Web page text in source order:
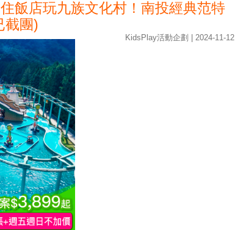
飯店玩九族文化村！南投經典范特
截團)
KidsPlay活動企劃 | 2024-11-12